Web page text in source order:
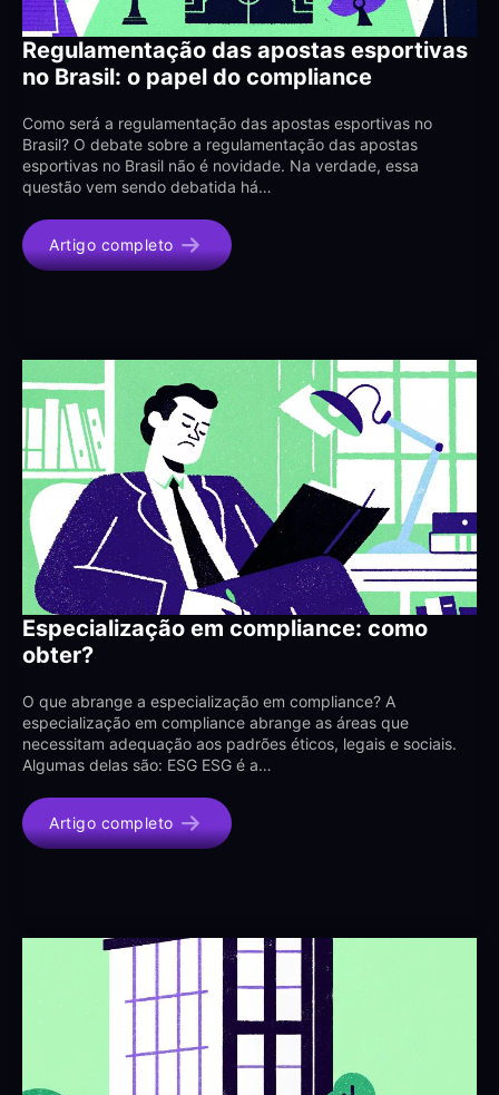
Regulamentação das apostas esportivas
no Brasil: o papel do compliance
Como será a regulamentação das apostas esportivas no
Brasil? O debate sobre a regulamentação das apostas
esportivas no Brasil não é novidade. Na verdade, essa
questão vem sendo debatida há…
Artigo completo
Especialização em compliance: como
obter?
O que abrange a especialização em compliance? A
especialização em compliance abrange as áreas que
necessitam adequação aos padrões éticos, legais e sociais.
Algumas delas são: ESG ESG é a…
Artigo completo